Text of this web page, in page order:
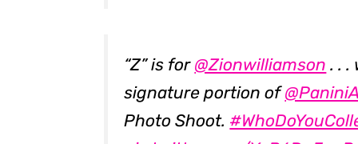
“Z” is for @Zionwilliamson . .
signature portion of
Photo Shoot.